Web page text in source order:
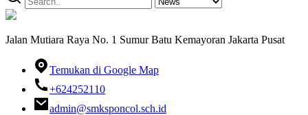
Jalan Mutiara Raya No. 1 Sumur Batu Kemayoran Jakarta Pusat
Temukan di Google Map
+624252110
admin@smksponcol.sch.id